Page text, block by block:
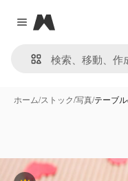
Close menu
Magnific
ホーム/ストック/写真/テーブ